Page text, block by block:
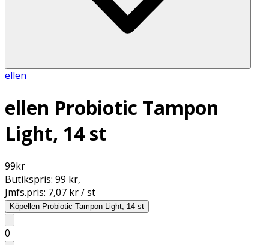
ellen
ellen Probiotic Tampon
Light, 14 st
99kr
Butikspris: 99 kr,
Jmfs.pris: 7,07 kr / st
Köpellen Probiotic Tampon Light, 14 st
0